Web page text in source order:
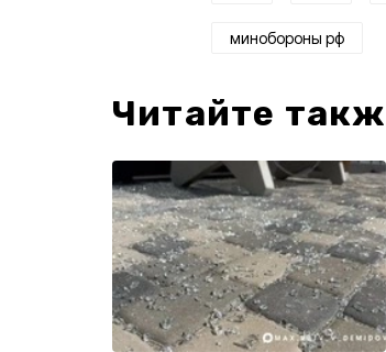
минобороны рф
Читайте